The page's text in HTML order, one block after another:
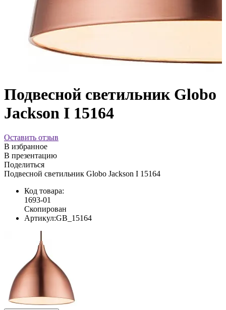
Подвесной светильник Globo
Jackson I 15164
Оставить отзыв
В избранное
В презентацию
Поделиться
Подвесной светильник Globo Jackson I 15164
Код товара:
1693-01
Скопирован
Артикул:GB_15164